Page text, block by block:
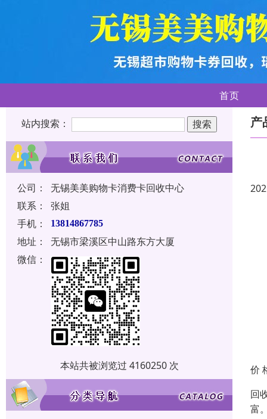
首页
站内搜索：
公司：
无锡美美购物卡消费卡回收中心
联系：
张姐
手机：
13814867785
地址：
无锡市梁溪区中山路东方大厦
微信：
本站共被浏览过 4160250 次
产
价
回
富